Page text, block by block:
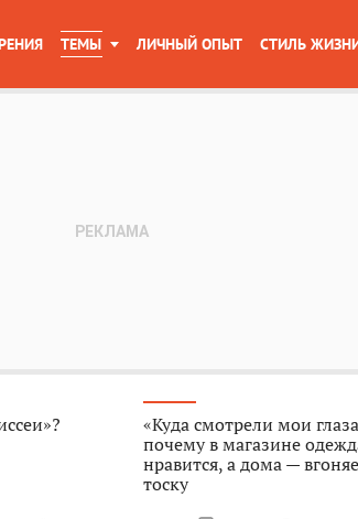
ТЕМЫ ЛИЧНЫЙ ОПЫТ СТИЛЬ
«Куда смотрели мои
почему в магазине
нравится, а дома —
тоску